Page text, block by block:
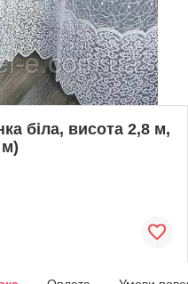
біла, висота 2,8 м,